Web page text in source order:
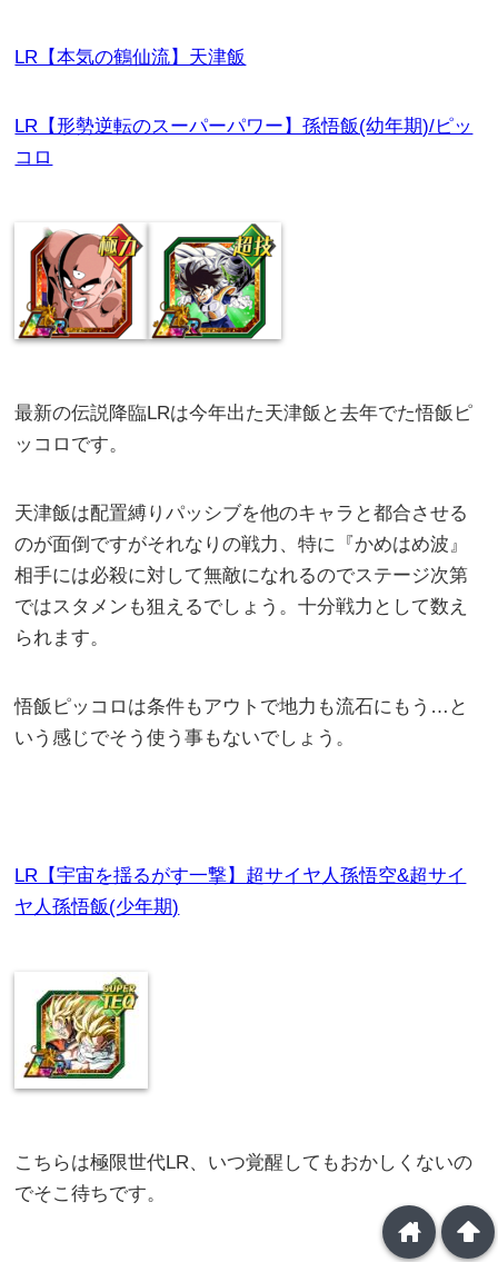
LR【本気の鶴仙流】天津飯
LR【形勢逆転のスーパーパワー】孫悟飯(幼年期)/ピッ
コロ
最新の伝説降臨LRは今年出た天津飯と去年でた悟飯ピ
ッコロです。
天津飯は配置縛りパッシブを他のキャラと都合させる
のが面倒ですがそれなりの戦力、特に『かめはめ波』
相手には必殺に対して無敵になれるのでステージ次第
ではスタメンも狙えるでしょう。十分戦力として数え
られます。
悟飯ピッコロは条件もアウトで地力も流石にもう…と
いう感じでそう使う事もないでしょう。
LR【宇宙を揺るがす一撃】超サイヤ人孫悟空&超サイ
ヤ人孫悟飯(少年期)
こちらは極限世代LR、いつ覚醒してもおかしくないの
でそこ待ちです。
arrowup
home